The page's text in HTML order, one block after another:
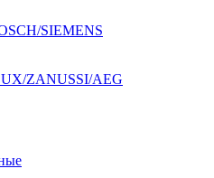
SIEMENS
ZANUSSI/AEG